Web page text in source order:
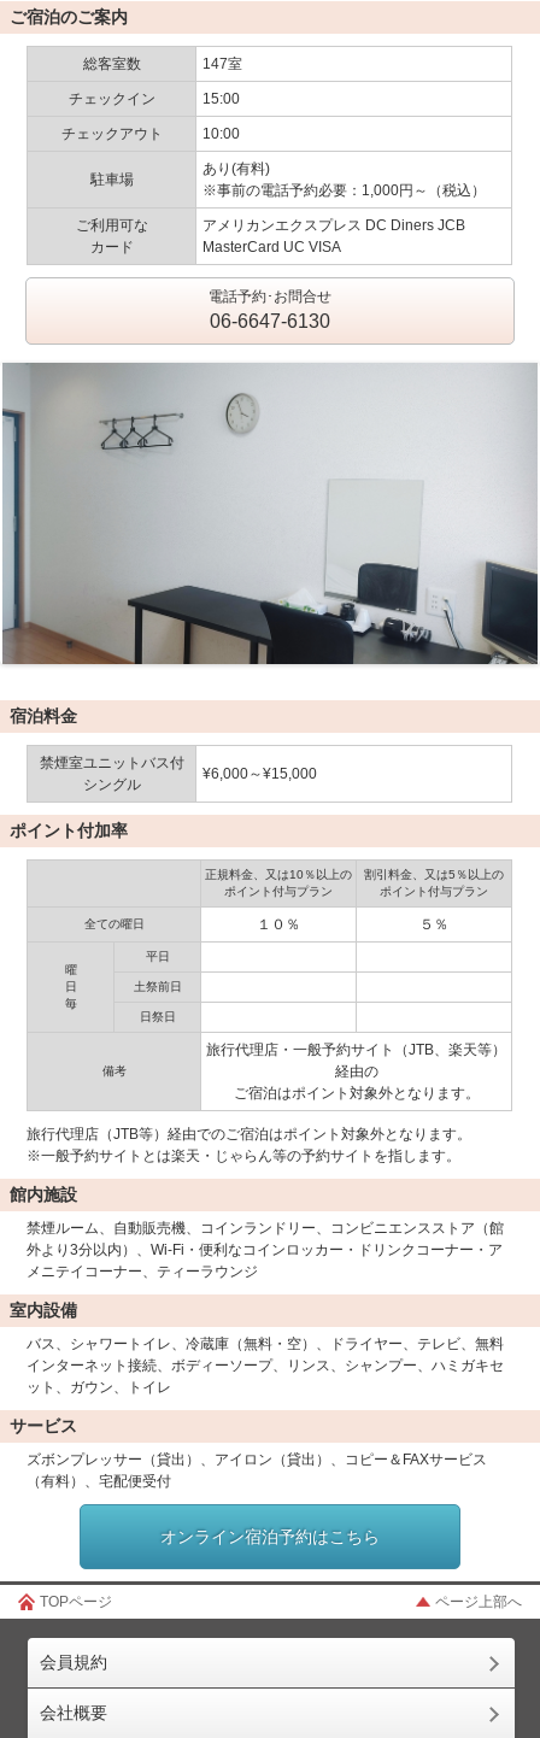
ご宿泊のご案内
総客室数 147室
チェックイン 15:00
チェックアウト 10:00
駐車場
あり(有料)
※事前の電話予約必要：1,000円～（税込）
ご利用可な
カード
アメリカンエクスプレス DC Diners JCB
MasterCard UC VISA
電話予約･お問合せ
06-6647-6130
宿泊料金
禁煙室ユニットバス付
シングル
¥6,000～¥15,000
ポイント付加率
正規料金、又は10％以上の
ポイント付与プラン
割引料金、又は5％以上の
ポイント付与プラン
全ての曜日 １０％ ５％
曜
日
毎
平日
土祭前日
日祭日
備考
旅行代理店・一般予約サイト（JTB、楽天等）
経由の
ご宿泊はポイント対象外となります。
旅行代理店（JTB等）経由でのご宿泊はポイント対象外となります。
※一般予約サイトとは楽天・じゃらん等の予約サイトを指します。
館内施設
禁煙ルーム、自動販売機、コインランドリー、コンビニエンスストア（館
外より3分以内）、Wi-Fi・便利なコインロッカー・ドリンクコーナー・ア
メニテイコーナー、ティーラウンジ
室内設備
バス、シャワートイレ、冷蔵庫（無料・空）、ドライヤー、テレビ、無料
インターネット接続、ボディーソープ、リンス、シャンプー、ハミガキセ
ット、ガウン、トイレ
サービス
ズボンプレッサー（貸出）、アイロン（貸出）、コピー＆FAXサービス
（有料）、宅配便受付
オンライン宿泊予約はこちら
TOPページ ページ上部へ
会員規約
会社概要